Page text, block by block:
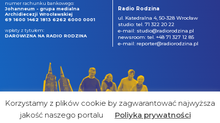
numer rachunku bankowego:
Johanneum - grupa medialna
Archidiecezji Wrocławskiej
69 1600 1462 1813 6262 6000 0001
wpłaty z tytułem:
DAROWIZNA NA RADIO RODZINA
Radio Rodzina
ul. Katedralna 4, 50-328 Wrocław
studio: tel. 71 322 20 22
e-mail: studio@radiorodzina.pl
newsroom: tel. +48 71 327 12 85
e-mail: reporter@radiorodzina.pl
Korzystamy z plików cookie by zagwarantować najwyższa
jakość naszego portalu
Poliyka prywatności